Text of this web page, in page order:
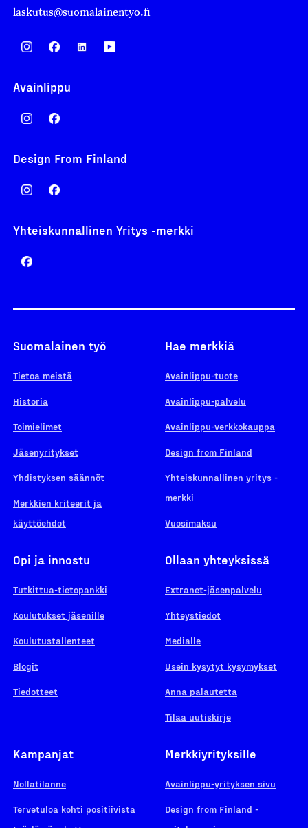
laskutus@suomalainentyo.fi
Avainlippu
Design From Finland
Yhteiskunnallinen Yritys -merkki
Suomalainen työ
Tietoa meistä
Historia
Toimielimet
Jäsenyritykset
Yhdistyksen säännöt
Merkkien kriteerit ja
käyttöehdot
Hae merkkiä
Avainlippu-tuote
Avainlippu-palvelu
Avainlippu-verkkokauppa
Design from Finland
Yhteiskunnallinen yritys -
merkki
Vuosimaksu
Opi ja innostu
Tutkittua-tietopankki
Koulutukset jäsenille
Koulutustallenteet
Blogit
Tiedotteet
Ollaan yhteyksissä
Extranet-jäsenpalvelu
Yhteystiedot
Medialle
Usein kysytyt kysymykset
Anna palautetta
Tilaa uutiskirje
Kampanjat
Nollatilanne
Tervetuloa kohti positiivista
Merkkiyrityksille
Avainlippu-yrityksen sivu
Design from Finland -